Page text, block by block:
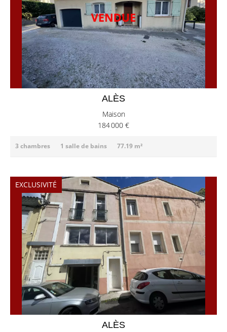
ALÈS
Maison
184 000 €
3 chambres 1 salle de bains 77.19 m²
ALÈS
EXCLUSIVITÉ